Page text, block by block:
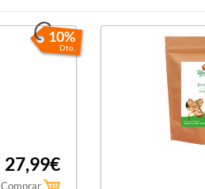
Se puede combinar con:
Jabón alepo ecológico al
Aceite vegetal virgen
10%
Dto.
27,99€
Comprar